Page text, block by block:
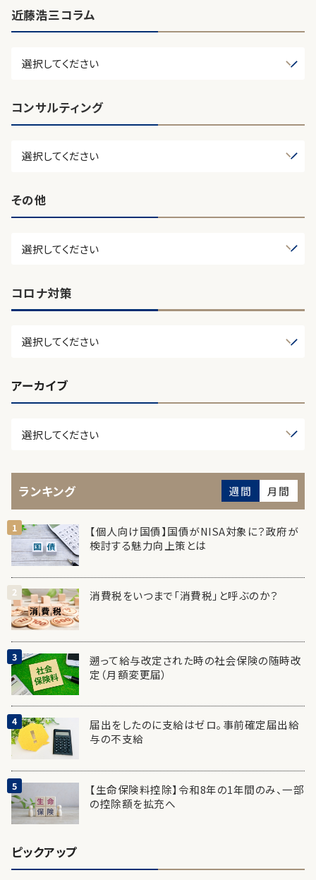
近藤浩三コラム
コンサルティング
その他
コロナ対策
アーカイブ
ランキング 週間 月間
【個人向け国債】国債がNISA対象に？政府が
検討する魅力向上策とは
消費税をいつまで「消費税」と呼ぶのか？
遡って給与改定された時の社会保険の随時改
定（月額変更届）
届出をしたのに支給はゼロ。事前確定届出給
与の不支給
【生命保険料控除】令和8年の1年間のみ、一部
の控除額を拡充へ
ピックアップ